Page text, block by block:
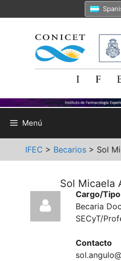
al
Menú
IFEC > Becarios > Sol
Sol Micaela
Cargo/
Becaria
SECyT/
Contacto